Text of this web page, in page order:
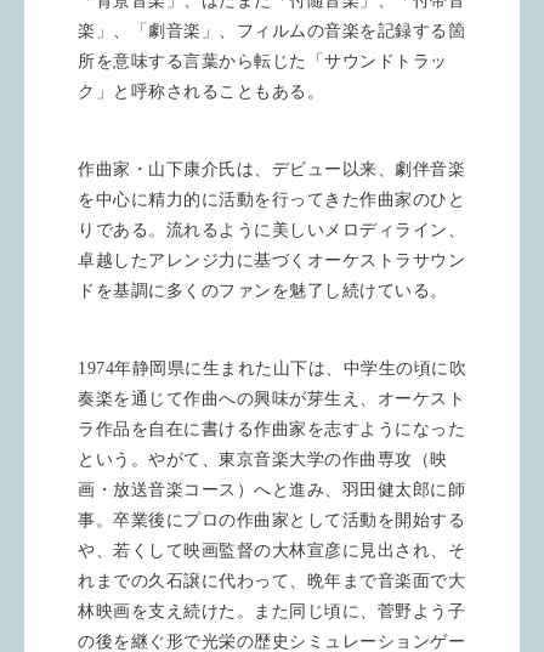
楽」、「劇音楽」、フィルムの音楽を記録する箇
所を意味する言葉から転じた「サウンドトラッ
ク」と呼称されることもある。
作曲家・山下康介氏は、デビュー以来、劇伴音楽
を中心に精力的に活動を行ってきた作曲家のひと
りである。流れるように美しいメロディライン、
卓越したアレンジ力に基づくオーケストラサウン
ドを基調に多くのファンを魅了し続けている。
1974年静岡県に生まれた山下は、中学生の頃に吹
奏楽を通じて作曲への興味が芽生え、オーケスト
ラ作品を自在に書ける作曲家を志すようになった
という。やがて、東京音楽大学の作曲専攻（映
画・放送音楽コース）へと進み、羽田健太郎に師
事。卒業後にプロの作曲家として活動を開始する
や、若くして映画監督の大林宣彦に見出され、そ
れまでの久石譲に代わって、晩年まで音楽面で大
林映画を支え続けた。また同じ頃に、菅野よう子
の後を継ぐ形で光栄の歴史シミュレーションゲー